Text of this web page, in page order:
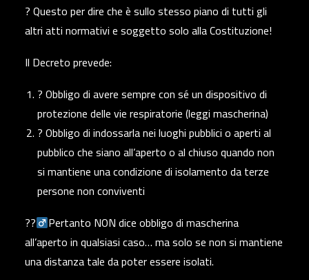
? Questo per dire che è sullo stesso piano di tutti gli
altri atti normativi e soggetto solo alla Costituzione!
Il Decreto prevede:
? Obbligo di avere sempre con sé un dispositivo di
protezione delle vie respiratorie (leggi mascherina)
? Obbligo di indossarla nei luoghi pubblici o aperti al
pubblico che siano all’aperto o al chiuso quando non
si mantiene una condizione di isolamento da terze
persone non conviventi
??‍
Pertanto NON dice obbligo di mascherina
all’aperto in qualsiasi caso… ma solo se non si mantiene
una distanza tale da poter essere isolati.